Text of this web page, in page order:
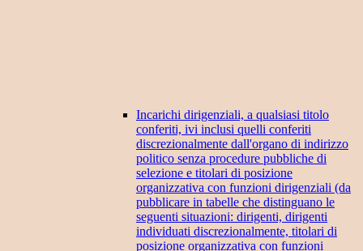
Incarichi dirigenziali, a qualsiasi titolo
conferiti, ivi inclusi quelli conferiti
discrezionalmente dall'organo di indirizzo
politico senza procedure pubbliche di
selezione e titolari di posizione
organizzativa con funzioni dirigenziali (da
pubblicare in tabelle che distinguano le
seguenti situazioni: dirigenti, dirigenti
individuati discrezionalmente, titolari di
posizione organizzativa con funzioni